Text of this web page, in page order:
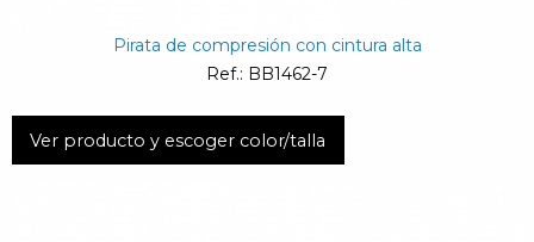
Pirata de compresión con cintura alta
Ref.: BB1462-7
Ver producto y escoger color/talla